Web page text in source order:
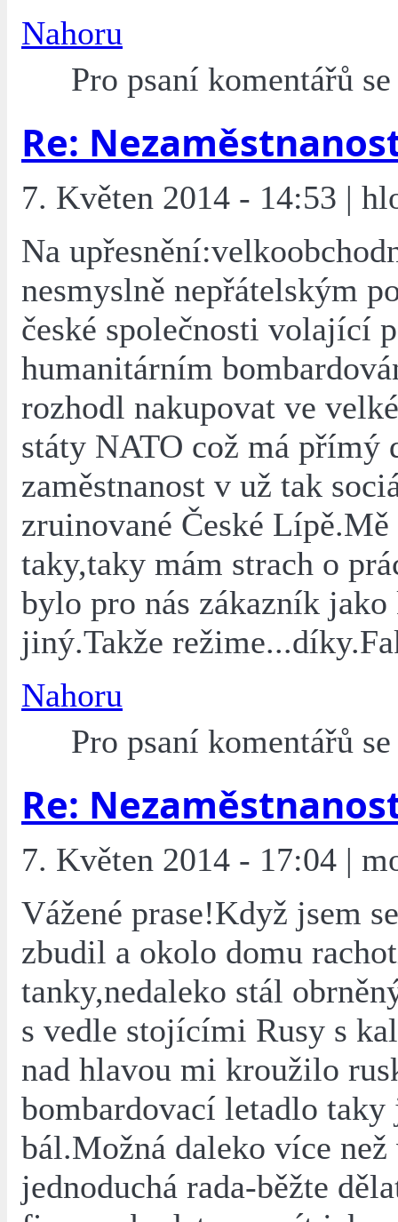
Nahoru
Pro psaní komentářů
Re:
7. Květen 2014 - 14:53 |
Na
nesmyslně nepřátelským
české společnosti volající
humanitárním
rozhodl nakupovat ve
státy NATO což má přímý
zaměstnanost v už tak
zruinované České
taky,taky mám strach o
bylo pro nás zákazník jako
jiný.Takže
Nahoru
Pro psaní komentářů
Re:
7. Květen 2014 - 17:04 |
Vážené prase!Když jsem
zbudil a okolo domu
tanky,nedaleko stál
s vedle stojícími Rusy s
nad hlavou mi kroužilo
bombardovací letadlo taky
bál.Možná daleko více
jednoduchá rada-běžte